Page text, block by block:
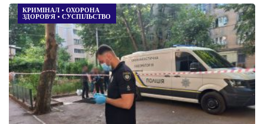
КРИМІНАЛ • ОХОРОНА
ЗДОРОВ’Я • СУСПІЛЬСТВО